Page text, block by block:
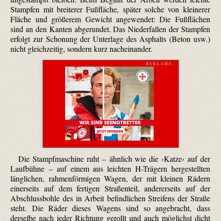
Stampfen mit breiterer Fußfläche, später solche von kleinerer
Fläche und größerem Gewicht angewendet: Die Fußflächen
sind an den Kanten abgerundet. Das Niederfallen der Stampfen
erfolgt zur Schonung der Unterlage des Asphalts (Beton usw.)
nicht gleichzeitig, sondern kurz nacheinander.
- R E K L A M E -
Die Stampf­maschine ruht – ähnlich wie die ›Katze‹ auf der
Laufbühne – auf einem aus leichten H-Trägern hergestellten
länglichen, rahmen­förmigen Wagen, der mit kleinen Rädern
einerseits auf dem fertigen Straßenteil, andererseits auf der
Abschlussbohle des in Arbeit befindlichen Streifens der Straße
steht. Die Räder dieses Wagens sind so angebracht, dass
derselbe nach jeder Richtung gerollt und auch möglichst dicht